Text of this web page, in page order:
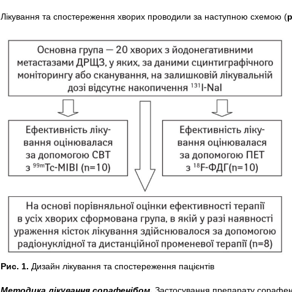
Лікування та спостереження хворих проводили за наступною схемою (
Рис. 1. Дизайн лікування та спостереження пацієнтів
Методика лікування сорафенібом. Застосування препарату